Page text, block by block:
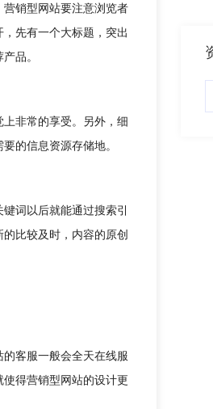
销型网站要注意浏览者
先有一个大标题，突出
品。
非常的享受。另外，细
的信息资源存储地。
词以后就能通过搜索引
比较及时，内容的原创
客服一般会全天在线服
得营销型网站的设计更